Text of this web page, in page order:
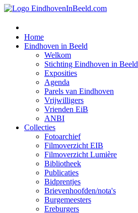
Home
Eindhoven in Beeld
Welkom
Stichting Eindhoven in Beeld
Exposities
Agenda
Parels van Eindhoven
Vrijwilligers
Vrienden EiB
ANBI
Collecties
Fotoarchief
Filmoverzicht EIB
Filmoverzicht Lumière
Bibliotheek
Publicaties
Bidprentjes
Brievenhoofden/nota's
Burgemeesters
Ereburgers